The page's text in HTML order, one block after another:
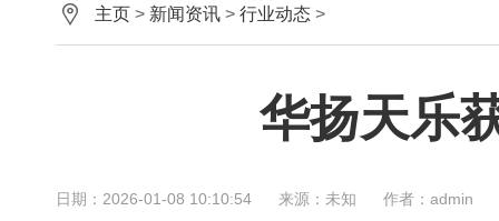
主页 > 新闻资讯 > 行业动态 >
华扬天乐
日期：2026-01-08 10:10:54 来源：未知 作者：admin